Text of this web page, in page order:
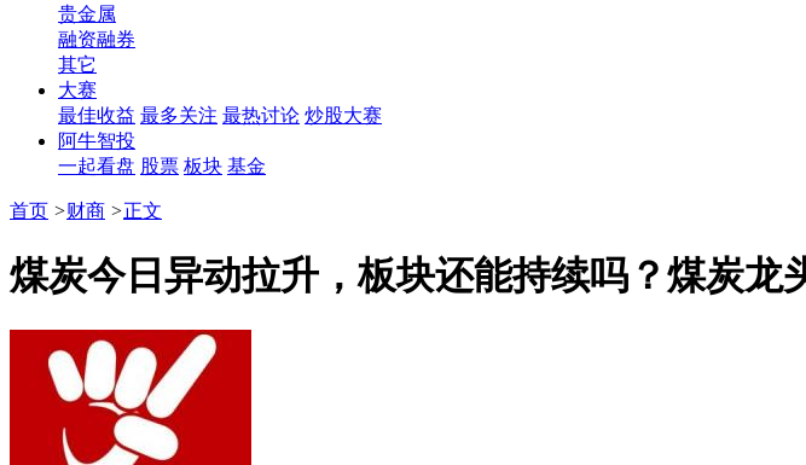
贵金属
融资融券
其它
大赛
最佳收益 最多关注 最热讨论 炒股大赛
阿牛智投
一起看盘 股票 板块 基金
首页 >财商 >正文
煤炭今日异动拉升，板块还能持续吗？煤炭龙